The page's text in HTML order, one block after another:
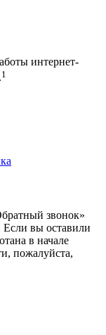
интернет-
1
звонок»
Если вы оставили
в начале
пожалуйста,